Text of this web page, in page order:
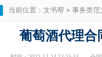
当前位置： 文书帮 > 事务类范
葡萄酒代理合